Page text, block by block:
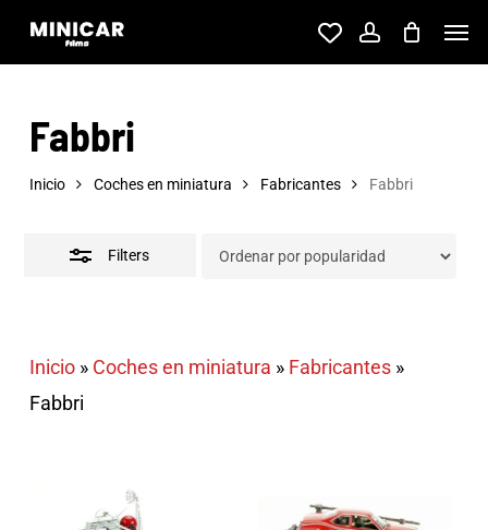
Skip
content
account
Fabbri
Inicio Coches en miniatura Fabricantes Fabbri
Filters
Inicio» Coches en miniatura » Fabricantes»
Fabbri